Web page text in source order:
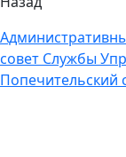
совет Службы
Попечительский